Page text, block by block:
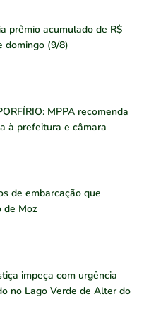
prêmio acumulado de R$
domingo (9/8)
MPPA recomenda
à prefeitura e câmara
de embarcação que
de Moz
impeça com urgência
no Lago Verde de Alter do